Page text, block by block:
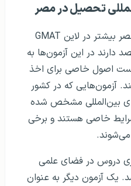
تحصیل در مصر
آزمون‌های بین‌المللی در کشور مصر بیشتر در لاین GMAT
دارند در این آزمون‌ها به
اصول خاصی برای اخذ
آزمون‌هایی که در کشور
بین‌المللی مشخص شده
خاصی هستند و برخی
می‌شوند.
دروس در فضای علمی
یک آزمون دیگر به عنوان